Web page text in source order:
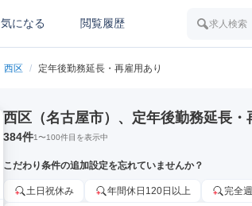
気になる 閲覧履歴 求人検索
西区 / 定年後勤務延長・再雇用あり
西区（名古屋市）、定年後勤務延長
384件1〜100件目を表示中
こだわり条件の追加設定を忘れていませんか？
土日祝休み 年間休日120日以上 完全